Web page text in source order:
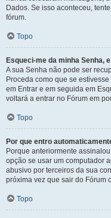
Dados. Se isso aconteceu,
fórum.
Topo
Esqueci-me da minha Senha,
A sua Senha não pode ser
Proceda como que se
em Entrar e em seguida em
voltará a entrar no Fórum em
Topo
Por que entro
Porque anteriormente
opção se usar um computador
abusivo por terceiros da sua
próxima vez que sair do Fórum
Topo